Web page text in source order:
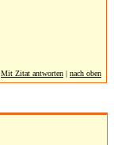
Mit Zitat antworten | nach oben